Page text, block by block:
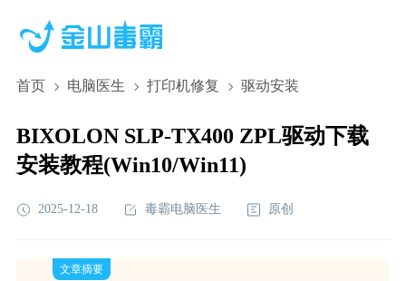
首页 电脑医生 打印机修复 驱动安装
BIXOLON SLP-TX400 ZPL驱动下载
安装教程(Win10/Win11)
2025-12-18 毒霸电脑医生 原创
文章摘要